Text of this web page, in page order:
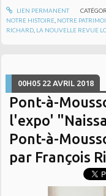
LIEN PERMANENT
NOTRE HISTOIRE NOTRE
RICHARD LA NOUVELLE REVUE
00H05 22 AVRIL 2018
Pont-à-
l'expo'
Pont-à-
par François